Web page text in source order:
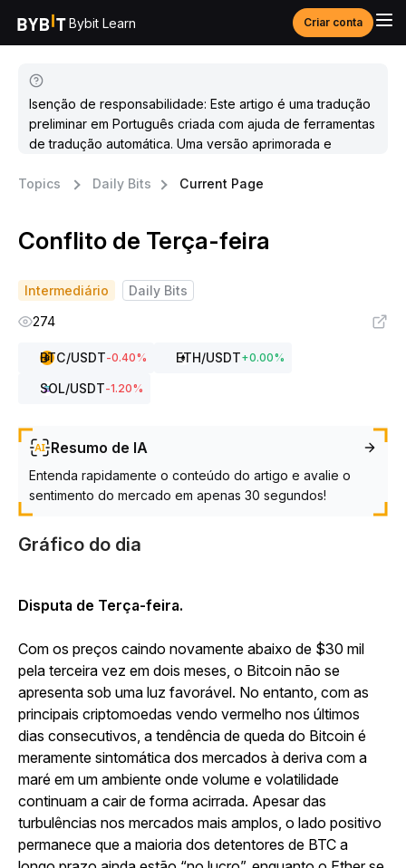
Bybit Learn Criar conta
Isenção de responsabilidade: Este artigo é uma tradução
preliminar em Português criada com ajuda de ferramentas
de tradução automática. Uma versão aprimorada e
Topics
Daily Bits Current Page
Conflito de Terça-feira
Intermediário
Daily Bits
274
BTC/USDT-0.40% ETH/USDT+0.00%
SOL/USDT-1.20%
Resumo de IA
Entenda rapidamente o conteúdo do artigo e avalie o
sentimento do mercado em apenas 30 segundos!
Gráfico do dia
Disputa de Terça-feira.
Com os preços caindo novamente abaixo de $30 mil
pela terceira vez em dois meses, o Bitcoin não se
apresenta sob uma luz favorável. No entanto, com as
principais criptomoedas vendo vermelho nos últimos
dias consecutivos, a tendência de queda do Bitcoin é
meramente sintomática dos mercados à deriva com a
maré em um ambiente onde volume e volatilidade
continuam a cair de forma acirrada. Apesar das
turbulências nos mercados mais amplos, o lado positivo
permanece que a maioria dos detentores de BTC a